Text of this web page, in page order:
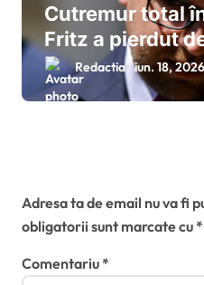
Cutremur total
Fritz a pierdut
Curte procesul
declarat
Redactia iun. 18, 2026
Adresa ta de email nu va fi
obligatorii sunt marcate cu*
Comentariu*